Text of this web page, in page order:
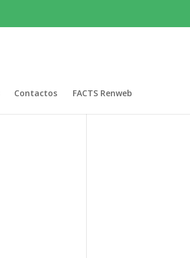
Contactos FACTS Renweb